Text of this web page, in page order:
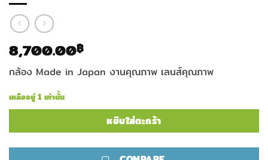
8,700.00฿
กล้อง Made in Japan งานคุณภาพ เลนส์คุณภาพ
เหลืออยู่ 1 เท่านั้น
หยิบใส่ตะกร้า